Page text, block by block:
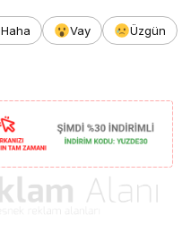
Haha Vay
Üzgün